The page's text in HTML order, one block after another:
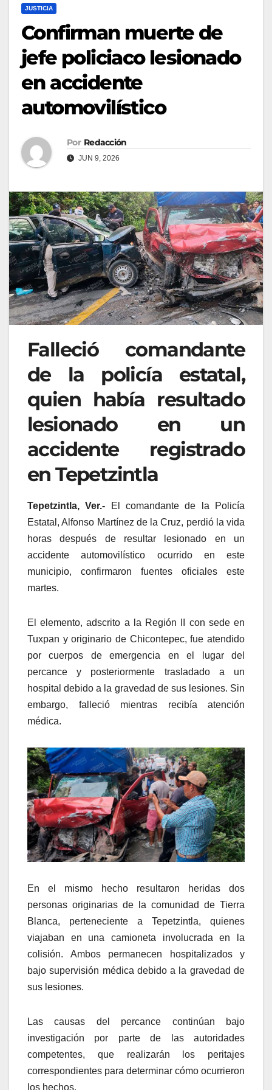
JUSTICIA
Confirman muerte de
jefe policiaco lesionado
en accidente
automovilístico
Por Redacción
JUN 9, 2026
Falleció comandante
de la policía estatal,
quien había resultado
lesionado en un
accidente registrado
en Tepetzintla
Tepetzintla, Ver.- El comandante de la Policía
Estatal, Alfonso Martínez de la Cruz, perdió la vida
horas después de resultar lesionado en un
accidente automovilístico ocurrido en este
municipio, confirmaron fuentes oficiales este
martes.
El elemento, adscrito a la Región II con sede en
Tuxpan y originario de Chicontepec, fue atendido
por cuerpos de emergencia en el lugar del
percance y posteriormente trasladado a un
hospital debido a la gravedad de sus lesiones. Sin
embargo, falleció mientras recibía atención
médica.
En el mismo hecho resultaron heridas dos
personas originarias de la comunidad de Tierra
Blanca, perteneciente a Tepetzintla, quienes
viajaban en una camioneta involucrada en la
colisión. Ambos permanecen hospitalizados y
bajo supervisión médica debido a la gravedad de
sus lesiones.
Las causas del percance continúan bajo
investigación por parte de las autoridades
competentes, que realizarán los peritajes
correspondientes para determinar cómo ocurrieron
los hechos.